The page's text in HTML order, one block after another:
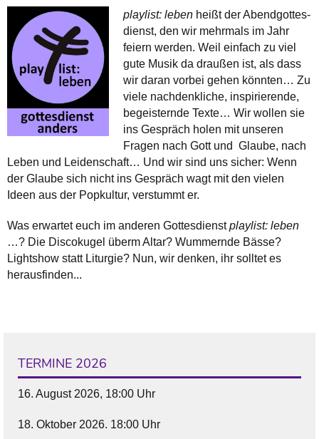
playlist: lebenheißt der Abend­gottes­
dienst, den wir mehrmals im Jahr
feiern werden. Weil einfach zu viel
gute Musik da draußen ist, als dass
wir daran vorbei gehen könnten… Zu
viele nachdenkliche, inspirierende,
begeisternde Texte… Wir wollen sie
ins Gespräch holen mit unseren
Fragen nach Gott und Glaube, nach
Leben und Leidenschaft… Und wir sind uns sicher: Wenn
der Glaube sich nicht ins Gespräch wagt mit den vielen
Ideen aus der Popkultur, verstummt er.
Was erwartet euch im anderen Gottesdienstplaylist: leben
…? Die Discokugel überm Altar? Wummernde Bässe?
Lightshow statt Liturgie? Nun, wir denken, ihr solltet es
herausfinden...
TERMINE 2026
16. August 2026, 18:00 Uhr
18. Oktober 2026. 18:00 Uhr